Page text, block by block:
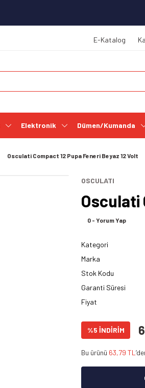
E-Katalog
Elektronik Dümen/Kumanda
Osculati Compact 12 Pupa Feneri Beyaz 12 Volt
OSCULATI
Osculati
0 - Yorum Yap
Kategori
Marka
Stok Kodu
Garanti Süresi
Fiyat
%5 İNDİRİM
Bu ürünü 63,79 TL